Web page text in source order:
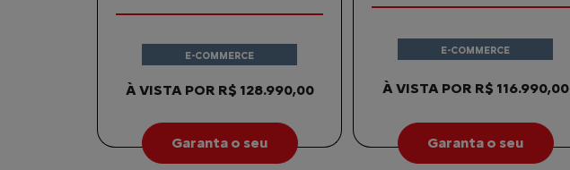
À VISTA POR R$ 128.990,00
E-COMMERCE
Garanta o seu
À VISTA POR R$ 116.990,00
E-COMMERCE
Garanta o seu